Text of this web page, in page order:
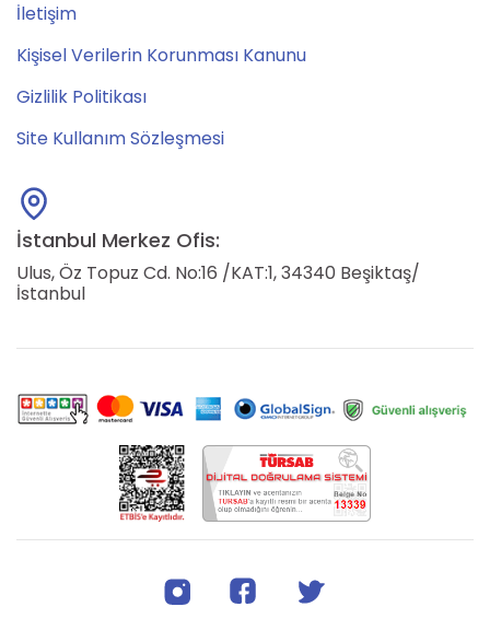
İletişim
Kişisel Verilerin Korunması Kanunu
Gizlilik Politikası
Site Kullanım Sözleşmesi
İstanbul Merkez Ofis:
Ulus, Öz Topuz Cd. No:16 /KAT:1, 34340 Beşiktaş/
İstanbul